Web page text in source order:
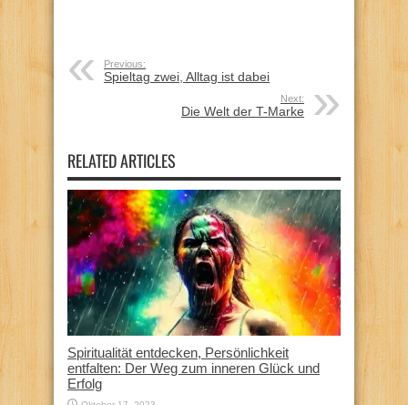
Previous:
Spieltag zwei, Alltag ist dabei
Next:
Die Welt der T-Marke
RELATED ARTICLES
Spiritualität entdecken, Persönlichkeit
entfalten: Der Weg zum inneren Glück und
Erfolg